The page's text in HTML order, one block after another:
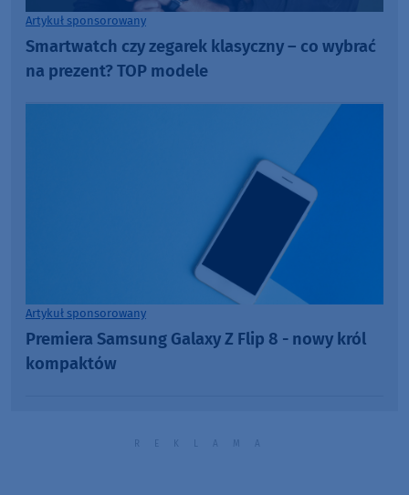
Artykuł sponsorowany
Smartwatch czy zegarek klasyczny – co wybrać
na prezent? TOP modele
Artykuł sponsorowany
Premiera Samsung Galaxy Z Flip 8 - nowy król
kompaktów